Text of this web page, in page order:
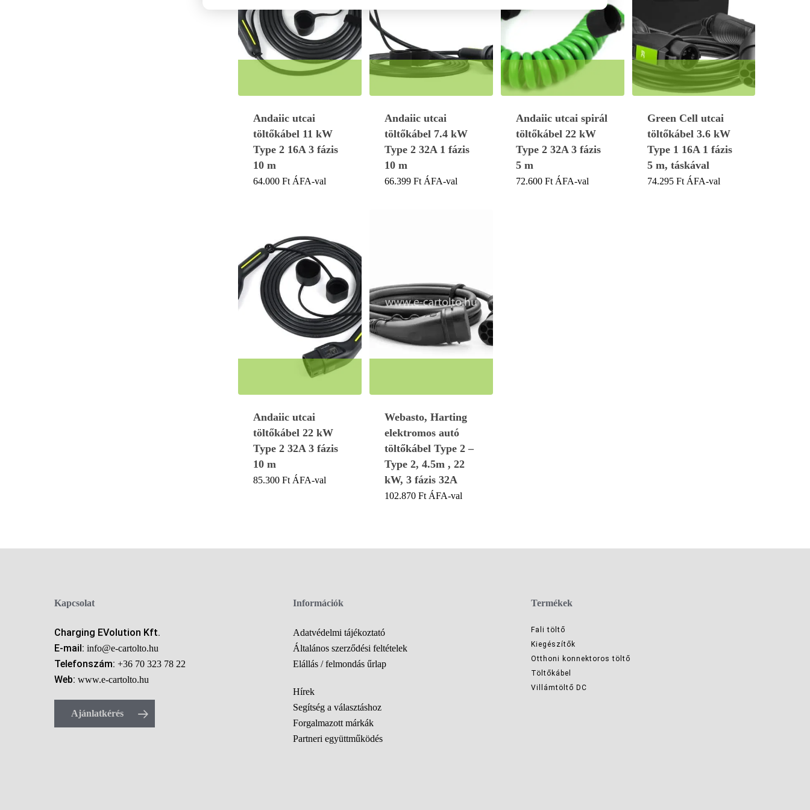
Andaiic utcai
töltőkábel 11 kW
Type 2 16A 3 fázis
10 m
64.000Ft ÁFA-val
Andaiic utcai
töltőkábel 7.4 kW
Type 2 32A 1 fázis
10 m
66.399 Ft ÁFA-val
Andaiic utcai spirál
töltőkábel 22 kW
Type 2 32A 3 fázis
5 m
72.600 Ft ÁFA-val
Green Cell utcai
töltőkábel 3.6 kW
Type 1 16A 1 fázis
5 m, táskával
74.295 Ft ÁFA-val
Andaiic utcai
töltőkábel 22 kW
Type 2 32A 3 fázis
10 m
85.300Ft ÁFA-val
Webasto, Harting
elektromos autó
töltőkábel Type 2 –
Type 2, 4.5m , 22
kW, 3 fázis 32A
102.870 Ft ÁFA-val
Kapcsolat
Charging EVolution Kft.
E-mail: info@e-cartolto.hu
Telefonszám: +36 70 323 78 22
Web: www.e-cartolto.hu
Ajánlatkérés
Információk
Adatvédelmi tájékoztató
Általános szerződési feltételek
Elállás / felmondás űrlap
Hírek
Segítség a választáshoz
Forgalmazott márkák
Partneri együttműködés
Termékek
Fali töltő
Kiegészítők
Otthoni konnektoros töltő
Töltőkábel
Villámtöltő DC